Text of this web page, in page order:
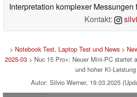
Interpretation komplexer Messungen
Kontakt:
> Notebook Test, Laptop Test und News>
2025-03> Nuc 15 Pro+: Neuer Mini-PC startet
und hoher KI-Leistung
Autor: Silvio Werner, 19.03.2025